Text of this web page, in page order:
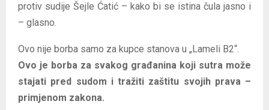
protiv sudije Šejle Ćatić – kako bi se istina čula jasno i
– glasno.
Ovo nije borba samo za kupce stanova u „Lameli B2“.
Ovo je borba za svakog građanina koji sutra može
stajati pred sudom i tražiti zaštitu svojih prava –
primjenom zakona.